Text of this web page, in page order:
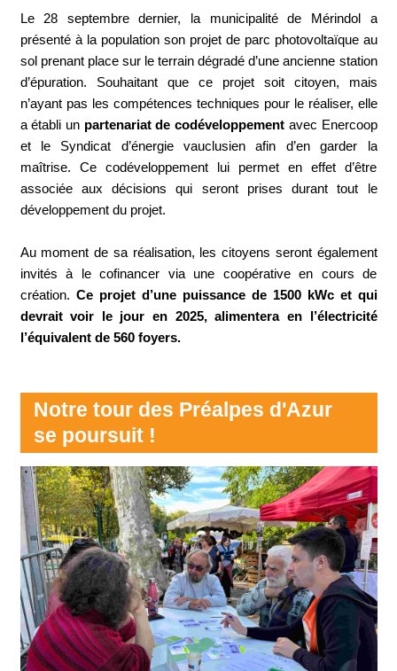
Le 28 septembre dernier, la municipalité de Mérindol a
présenté à la population son projet de parc photovoltaïque au
sol prenant place sur le terrain dégradé d’une ancienne station
d’épuration. Souhaitant que ce projet soit citoyen, mais
n’ayant pas les compétences techniques pour le réaliser, elle
a établi un partenariat de codéveloppement avec Enercoop
et le Syndicat d’énergie vauclusien afin d’en garder la
maîtrise. Ce codéveloppement lui permet en effet d’être
associée aux décisions qui seront prises durant tout le
développement du projet.
Au moment de sa réalisation, les citoyens seront également
invités à le cofinancer via une coopérative en cours de
création. Ce projet d’une puissance de 1500 kWc et qui
devrait voir le jour en 2025, alimentera en l’électricité
l’équivalent de 560 foyers.
Notre tour des Préalpes d'Azur
se poursuit !